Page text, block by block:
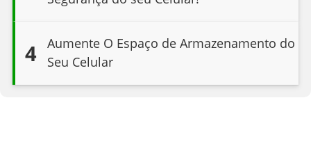
4
Aumente O Espaço de Armazenamento do
Seu Celular